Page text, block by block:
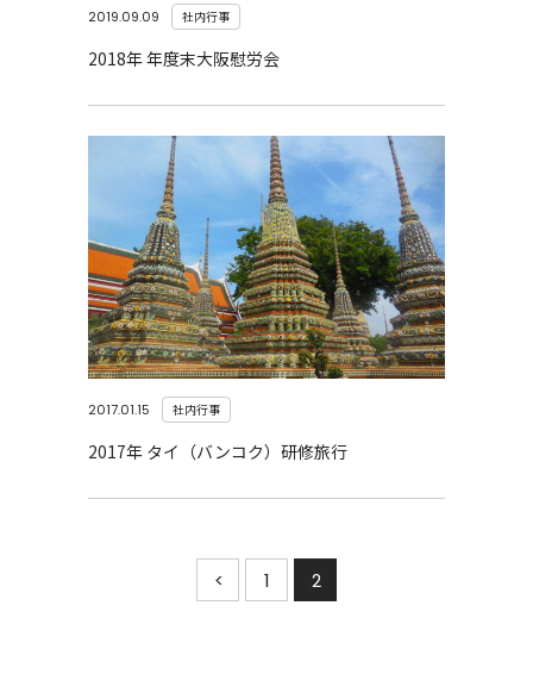
2019.09.09 社内行事
2018年 年度末大阪慰労会
2017.01.15 社内行事
2017年 タイ（バンコク）研修旅行
<
前
へ
1 2